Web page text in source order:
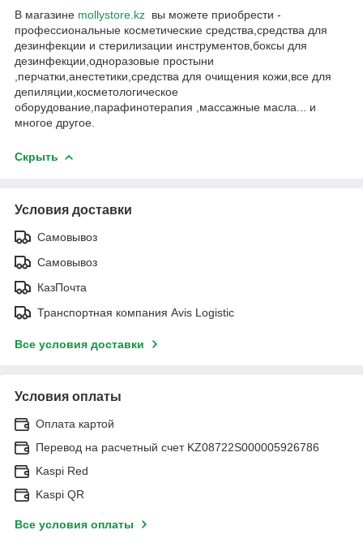
В магазине mollystore.kz вы можете приобрести -
профессиональные косметические средства,средства для
дезинфекции и стерилизации инструментов,боксы для
дезинфекции,одноразовые простыни
,перчатки,анестетики,средства для очищения кожи,все для
депиляции,косметологическое
оборудование,парафинотерапия ,массажные масла... и
многое другое.
Скрыть
Условия доставки
Самовывоз
Самовывоз
КазПочта
Транспортная компания Avis Logistic
Все условия доставки
Условия оплаты
Оплата картой
Перевод на расчетный счет KZ08722S000005926786
Kaspi Red
Kaspi QR
Все условия оплаты